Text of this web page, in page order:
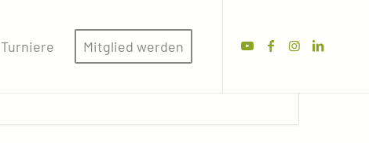
Turniere Mitglied werden